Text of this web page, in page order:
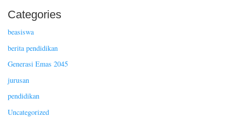
Categories
beasiswa
berita pendidikan
Generasi Emas 2045
jurusan
pendidikan
Uncategorized